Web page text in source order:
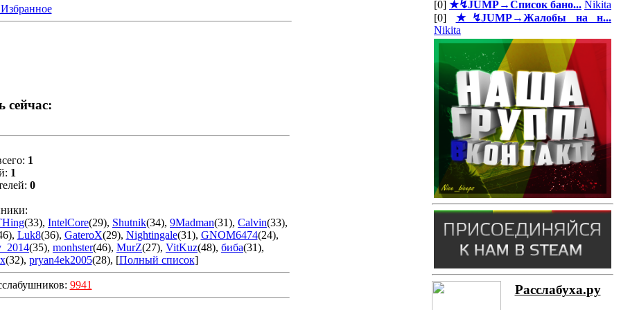
сейчас:
1
1
0
(33), IntelCore(29), Shutnik(34), 9Madman(31), Calvin(33),
, Luk8(36), GateroX(29), Nightingale(31), GNOM6474(24),
(35), monhster(46), MurZ(27), VitKuz(48), биба(31),
(32), pryan4ek2005(28), [Полный список]
9941
[0] ★↯JUMP→Список бано... Nikita
[0] ★↯JUMP→Жалобы на н...
Nikita
Расслабуха.ру